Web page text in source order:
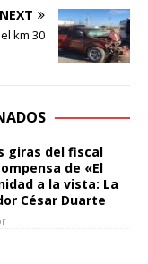
NEXT
km 30
giras del fiscal
de «El
a la vista: La
César Duarte